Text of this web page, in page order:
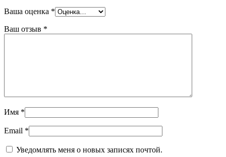
Ваша оценка *
Ваш отзыв *
Имя *
Email *
Уведомлять меня о новых записях почтой.